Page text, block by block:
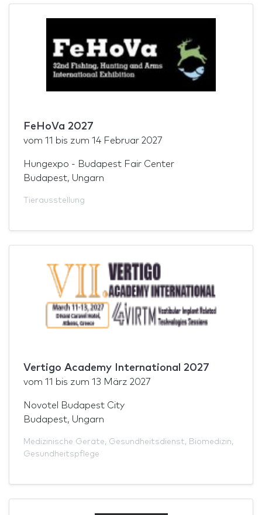
FeHoVa 2027
vom 11 bis zum 14 Februar 2027
Hungexpo - Budapest Fair Center
Budapest, Ungarn
Tierausstellung
Vertigo Academy International 2027
vom 11 bis zum 13 März 2027
Novotel Budapest City
Budapest, Ungarn
Medizinische Geräte, Gesundheitsdienst, Biomedizin,
Gesundheitspflege